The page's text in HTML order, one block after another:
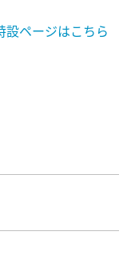
設ページはこちら